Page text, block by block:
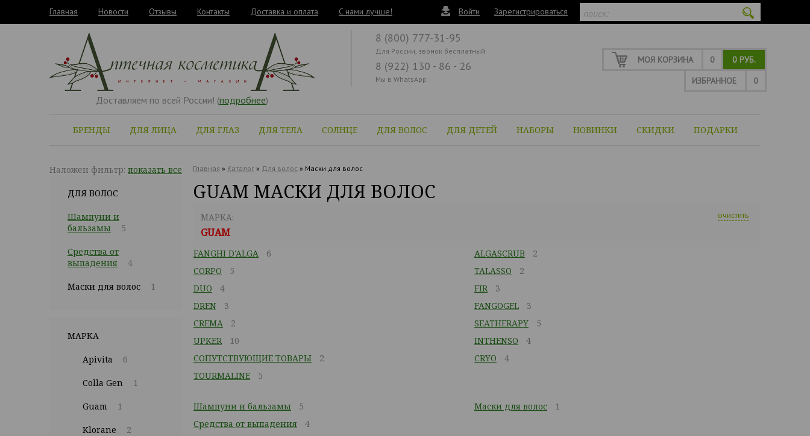
Главная Новости Отзывы Контакты Доставка и оплата C нами лучше! Войти Зарегистрироваться
Доставляем по всей России! (подробнее)
МОЯ КОРЗИНА 0
0 РУБ.
ИЗБРАННОЕ
0
БРЕНДЫ ДЛЯ ЛИЦА ДЛЯ ГЛАЗ ДЛЯ ТЕЛА СОЛНЦЕ ДЛЯ ВОЛОС ДЛЯ ДЕТЕЙ НАБОРЫ НОВИНКИ СКИДКИ ПОДАРКИ
8 (800) 777-31-95
Для России, звонок бесплатный
8 (922) 130 - 86 - 26
Мы в WhatsApp
Наложен фильтр: показать все
ДЛЯ ВОЛОС
Шампуни и
бальзамы
5
Средства от
выпадения
4
Маски для волос 1
МАРКА
Apivita 6
Colla Gen 1
Guam 1
Klorane 2
Главная » Каталог » Для волос » Маски для волос
GUAM МАСКИ ДЛЯ ВОЛОС
МАРКА:
GUAM
очистить
FANGHI D'ALGA
6
CORPO
5
DUO
4
DREN
3
CREMA
2
UPKER
10
СОПУТСТВУЮЩИЕ ТОВАРЫ
2
TOURMALINE
5
ALGASCRUB
2
TALASSO
2
FIR
3
FANGOGEL
3
SEATHERAPY
5
INTHENSO
4
CRYO
4
Шампуни и бальзамы
5
Средства от выпадения
4
Маски для волос 1